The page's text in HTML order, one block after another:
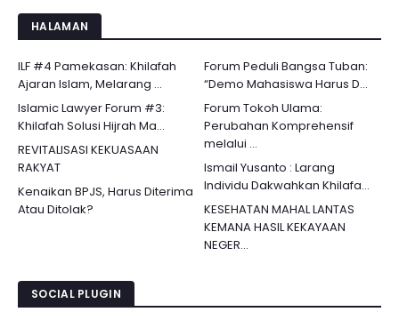
HALAMAN
ILF #4 Pamekasan: Khilafah
Ajaran Islam, Melarang ...
Forum Peduli Bangsa Tuban:
“Demo Mahasiswa Harus D...
Islamic Lawyer Forum #3:
Khilafah Solusi Hijrah Ma...
Forum Tokoh Ulama:
Perubahan Komprehensif
melalui ...
REVITALISASI KEKUASAAN
RAKYAT
Ismail Yusanto : Larang
Individu Dakwahkan Khilafa...
Kenaikan BPJS, Harus Diterima
Atau Ditolak?
KESEHATAN MAHAL LANTAS
KEMANA HASIL KEKAYAAN
NEGER...
SOCIAL PLUGIN